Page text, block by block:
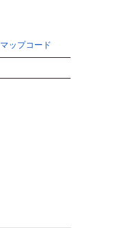
マップコード